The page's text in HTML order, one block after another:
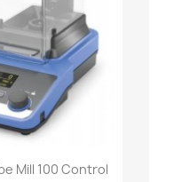
просмотр
Mill 100 Control